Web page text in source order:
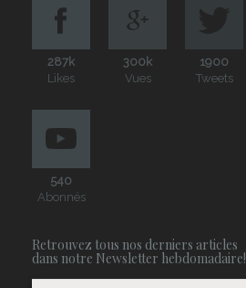
287k
Likes
300k
Vues
1900
Tweets
540
Abonnés
Retrouvez tous nos derniers articles
dans notre Newsletter hebdomadaire!